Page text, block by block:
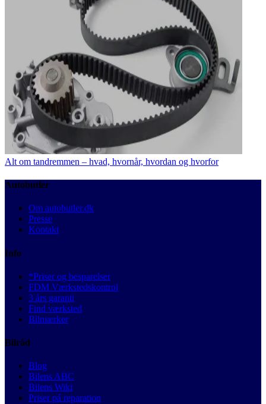
Alt om tandremmen – hvad, hvornår, hvordan og hvorfor
Autobutler
Om autobutler.dk
Presse
Kontakt
Info
*Priser og besparelser
FDM Værkstedskontrol
3 års garanti
Find værksted
Bilmærker
Bilråd
Blog
Bilens ABC
Bilens Wiki
Priser på reparation